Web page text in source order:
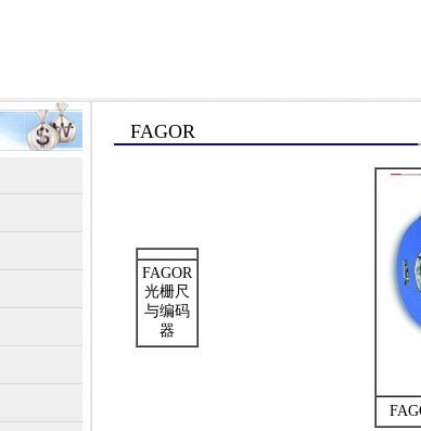
FAGOR
FAGOR
光栅尺
与编码
器